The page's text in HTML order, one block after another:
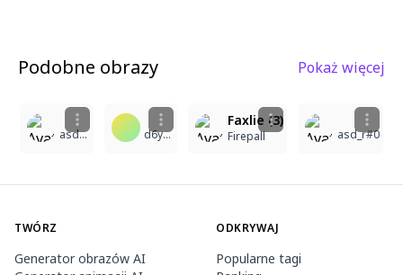
Podobne obrazy Pokaż więcej
asd_r#0 d6ym26rp4m@privaterelay.appleid.com
Faxlie (3)
Firepall asd_r#0
TWÓRZ
Generator obrazów AI
ODKRYWAJ
Popularne tagi